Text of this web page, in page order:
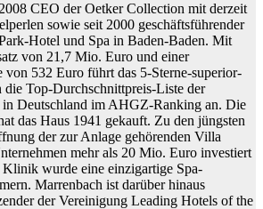
CEO der Oetker Collection mit derzeit
sowie seit 2000 geschäftsführender
Hotel und Spa in Baden-Baden. Mit
von 21,7 Mio. Euro und einer
von 532 Euro führt das 5-Sterne-superior-
die Top-Durchschnittpreis-Liste der
in Deutschland im AHGZ-Ranking an. Die
das Haus 1941 gekauft. Zu den jüngsten
der zur Anlage gehörenden Villa
mehr als 20 Mio. Euro investiert
wurde eine einzigartige Spa-
Marrenbach ist darüber hinaus
der Vereinigung Leading Hotels of the